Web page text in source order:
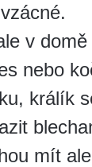
v
nebo
králík
mít